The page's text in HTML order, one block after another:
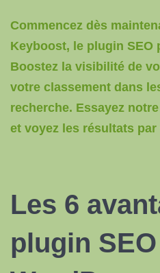
Commencez dès
Keyboost, le plugin SEO
Boostez la visibilité de
votre classement dans
recherche. Essayez
et voyez les résultats par
Les 6
plugin SEO